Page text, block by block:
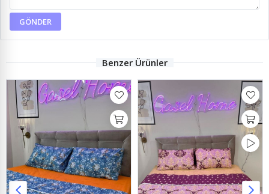
GÖNDER
Benzer Ürünler